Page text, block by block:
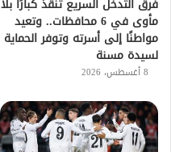
فرق التدخل السريع تنقذ كبارًا بلا
مأوى في 6 محافظات.. وتعيد
مواطنًا إلى أسرته وتوفر الحماية
لسيدة مسنة
8 أغسطس، 2026